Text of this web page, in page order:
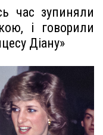
час зупиняли
і говорили
Діану»